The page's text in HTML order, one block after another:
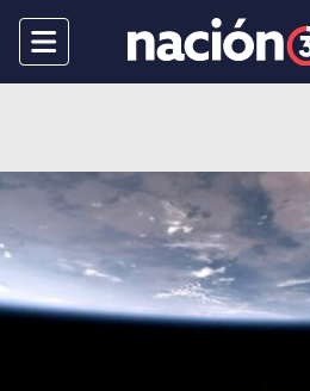
Menu